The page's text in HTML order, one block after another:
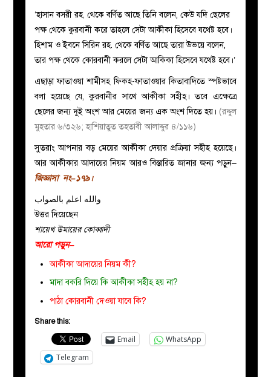
‘হাসান বসরী রহ. থেকে বর্ণিত আছে তিনি বলেন, কেউ যদি ছেলের
পক্ষ থেকে কুরবানী করে তাহলে সেটা আকীকা হিসেবে যথেষ্ট হবে।
হিশাম ও ইবনে সিরিন রহ. থেকে বর্ণিত আছে তারা উভয়ে বলেন,
তার পক্ষ থেকে কোরবানী করলে সেটা আকিকা হিসেবে যথেষ্ট হবে।’
এছাড়া ফাতাওয়া শামীসহ ফিকহ-ফাতাওয়ার কিতাবাদিতে স্পষ্টভাবে
বলা হয়েছে যে, কুরবানীর সাথে আকীকা সহীহ। তবে এক্ষেত্রে
ছেলের জন্য দুই অংশ আর মেয়ের জন্য এক অংশ দিতে হয়। (রদ্দুল
মুহতার ৬/৩২৬; হাশিয়াতুত তহতাবী আলাদ্দুর ৪/১১৬)
সুতরাং আপনার বড় মেয়ের আকীকা দেয়ার প্রক্রিয়া সহীহ হয়েছে।
আর আকীকার আদায়ের নিয়ম আরও বিস্তারিত জানার জন্য পড়ুন–
জিজ্ঞাসা নং–১৭৯।
والله اعلم بالصواب
উত্তর দিয়েছেন
শায়েখ উমায়ের কোব্বাদী
আরো পড়ুন–
আকীকা আদায়ের নিয়ম কী?
মাদা বকরি দিয়ে কি আকীকা সহীহ হয় না?
পাঠা কোরবানী দেওয়া যাবে কি?
Share this:
Email
WhatsApp
Telegram